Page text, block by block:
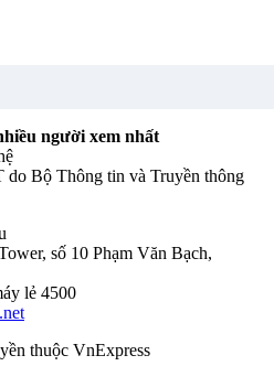
người xem nhất
Bộ Thông tin và Truyền thông
số 10 Phạm Văn Bạch,
lẻ 4500
thuộc VnExpress